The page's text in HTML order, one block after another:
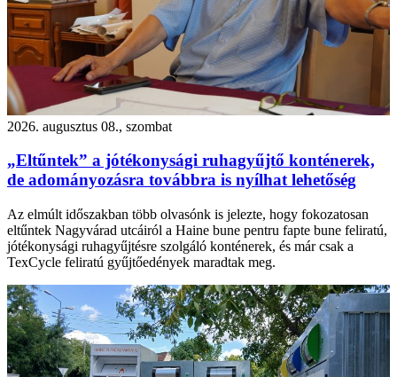
2026. augusztus 08., szombat
„Eltűntek” a jótékonysági ruhagyűjtő konténerek,
de adományozásra továbbra is nyílhat lehetőség
Az elmúlt időszakban több olvasónk is jelezte, hogy fokozatosan
eltűntek Nagyvárad utcáiról a Haine bune pentru fapte bune feliratú,
jótékonysági ruhagyűjtésre szolgáló konténerek, és már csak a
TexCycle feliratú gyűjtőedények maradtak meg.